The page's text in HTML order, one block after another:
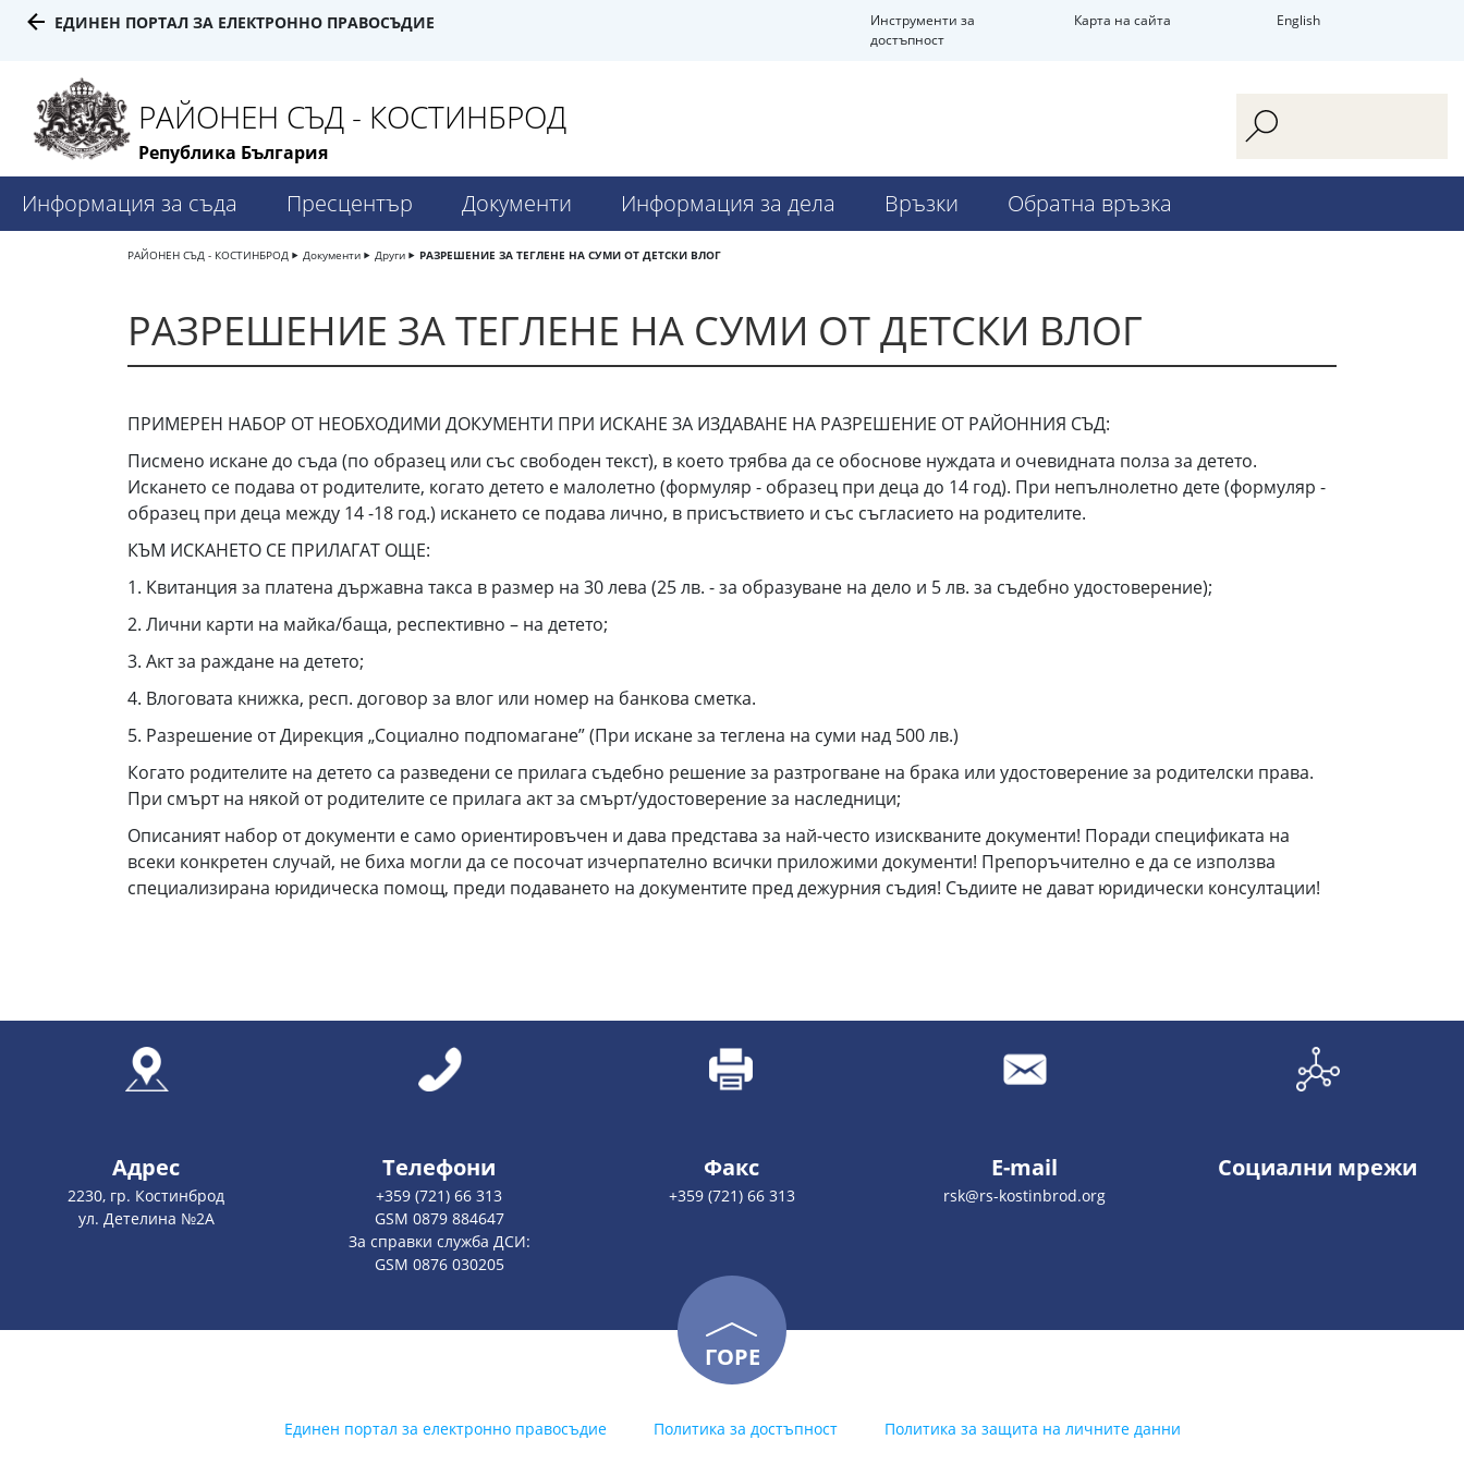
ЕДИНЕН ПОРТАЛ ЗА ЕЛЕКТРОННО ПРАВОСЪДИЕ
Инструменти за
достъпност
Карта на сайта English
РАЙОНЕН СЪД - КОСТИНБРОД
Република България
Информация за съда Пресцентър Документи Информация за дела Връзки Обратна връзка
РАЙОНЕН СЪД - КОСТИНБРОД Документи Други РАЗРЕШЕНИЕ ЗА ТЕГЛЕНЕ НА СУМИ ОТ ДЕТСКИ ВЛОГ
РАЗРЕШЕНИЕ ЗА ТЕГЛЕНЕ НА СУМИ ОТ ДЕТСКИ ВЛОГ
ПРИМЕРЕН НАБОР ОТ НЕОБХОДИМИ ДОКУМЕНТИ ПРИ ИСКАНЕ ЗА ИЗДАВАНЕ НА РАЗРЕШЕНИЕ ОТ РАЙОННИЯ СЪД:
Писмено искане до съда (по образец или със свободен текст), в което трябва да се обоснове нуждата и очевидната полза за детето.
Искането се подава от родителите, когато детето е малолетно (формуляр - образец при деца до 14 год). При непълнолетно дете (формуляр -
образец при деца между 14 -18 год.) искането се подава лично, в присъствието и със съгласието на родителите.
КЪМ ИСКАНЕТО СЕ ПРИЛАГАТ ОЩЕ:
1. Квитанция за платена държавна такса в размер на 30 лева (25 лв. - за образуване на дело и 5 лв. за съдебно удостоверение);
2. Лични карти на майка/баща, респективно – на детето;
3. Акт за раждане на детето;
4. Влоговата книжка, респ. договор за влог или номер на банкова сметка.
5. Разрешение от Дирекция „Социално подпомагане” (При искане за теглена на суми над 500 лв.)
Когато родителите на детето са разведени се прилага съдебно решение за разтрогване на брака или удостоверение за родителски права.
При смърт на някой от родителите се прилага акт за смърт/удостоверение за наследници;
Описаният набор от документи е само ориентировъчен и дава представа за най-често изискваните документи! Поради спецификата на
всеки конкретен случай, не биха могли да се посочат изчерпателно всички приложими документи! Препоръчително е да се използва
специализирана юридическа помощ, преди подаването на документите пред дежурния съдия! Съдиите не дават юридически консултации!
Адрес
2230, гр. Костинброд
ул. Детелина №2А
Телефони
+359 (721) 66 313
GSM 0879 884647
За справки служба ДСИ:
GSM 0876 030205
Факс
+359 (721) 66 313
E-mail
rsk@rs-kostinbrod.org
Социални мрежи
ГОРЕ
Единен портал за електронно правосъдие Политика за достъпност Политика за защита на личните данни